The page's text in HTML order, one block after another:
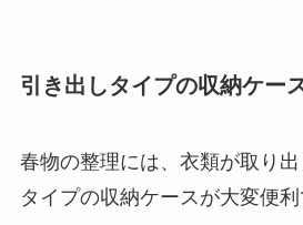
引き出しタイプの収納ケー
春物の整理には、衣類が取り
タイプの収納ケースが大変便利